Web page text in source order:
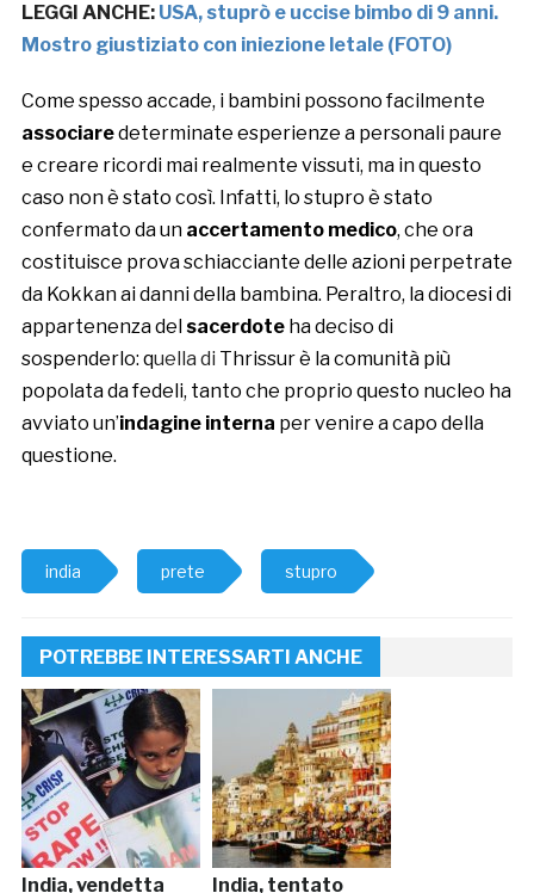
LEGGI ANCHE: USA, stuprò e uccise bimbo di 9 anni.
Mostro giustiziato con iniezione letale (FOTO)
Come spesso accade, i bambini possono facilmente
associaredeterminate esperienze a personali paure
e creare ricordi mai realmente vissuti, ma in questo
caso non è stato così. Infatti, lo stupro è stato
confermato da un accertamento medico, che ora
costituisce prova schiacciante delle azioni perpetrate
da Kokkan ai danni della bambina. Peraltro, la diocesi di
appartenenza del sacerdoteha deciso di
sospenderlo: quella di Thrissur è la comunità più
popolata da fedeli, tanto che proprio questo nucleo ha
avviato un’indagine interna per venire a capo della
questione.
india prete stupro
POTREBBE INTERESSARTI ANCHE
India, vendetta India, tentato